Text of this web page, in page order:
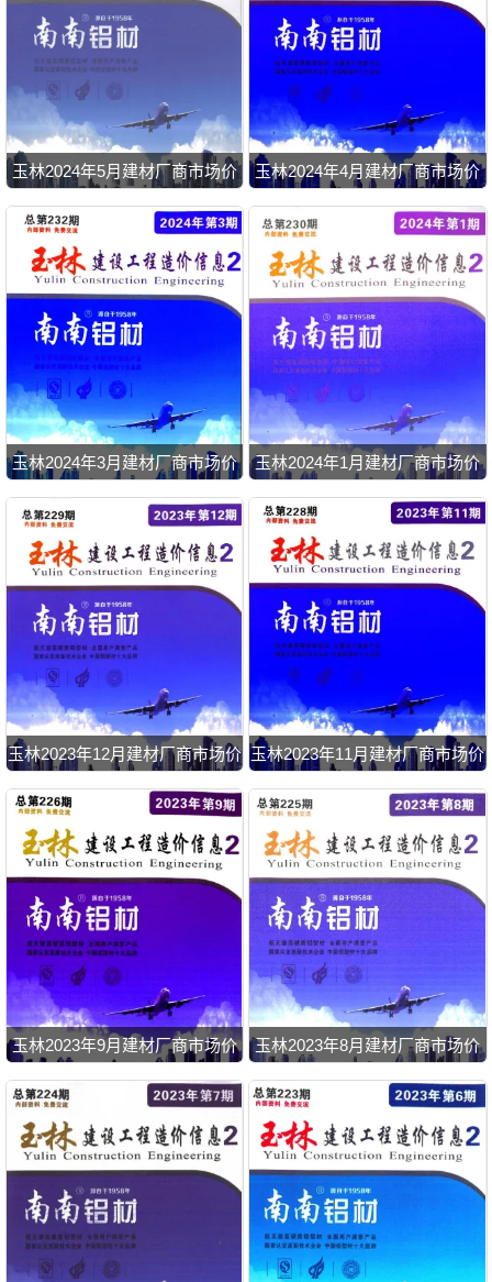
玉林2024年5月建材厂商市场价 玉林2024年4月建材厂商市场价
玉林2024年3月建材厂商市场价 玉林2024年1月建材厂商市场价
玉林2023年12月建材厂商市场价 玉林2023年11月建材厂商市场价
玉林2023年9月建材厂商市场价 玉林2023年8月建材厂商市场价